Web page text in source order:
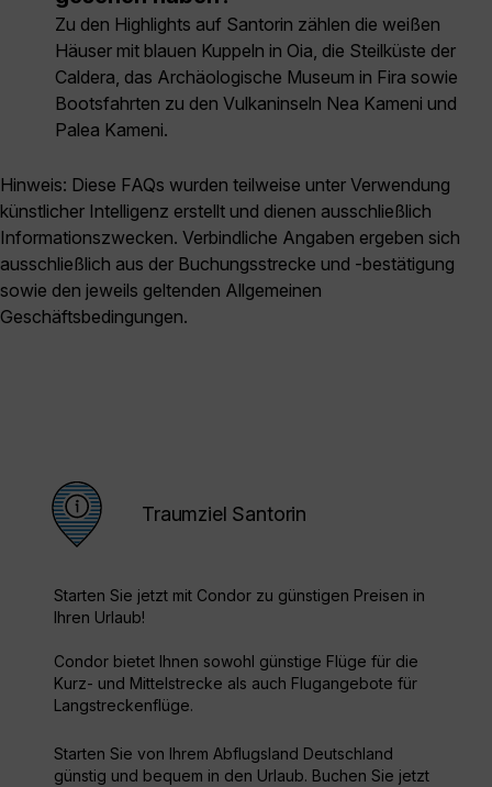
Zu den Highlights auf Santorin zählen die weißen
Häuser mit blauen Kuppeln in Oia, die Steilküste der
Caldera, das Archäologische Museum in Fira sowie
Bootsfahrten zu den Vulkaninseln Nea Kameni und
Palea Kameni.
Hinweis: Diese FAQs wurden teilweise unter Verwendung
künstlicher Intelligenz erstellt und dienen ausschließlich
Informationszwecken. Verbindliche Angaben ergeben sich
ausschließlich aus der Buchungsstrecke und -bestätigung
sowie den jeweils geltenden Allgemeinen
Geschäftsbedingungen.
Traumziel Santorin
Starten Sie jetzt mit Condor zu günstigen Preisen in
Ihren Urlaub!
Condor bietet Ihnen sowohl günstige Flüge für die
Kurz- und Mittelstrecke als auch Flugangebote für
Langstreckenflüge.
Starten Sie von Ihrem Abflugsland Deutschland
günstig und bequem in den Urlaub. Buchen Sie jetzt